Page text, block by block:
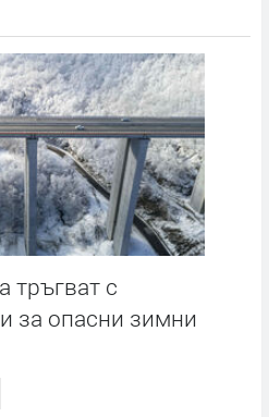
с
за опасни зимни